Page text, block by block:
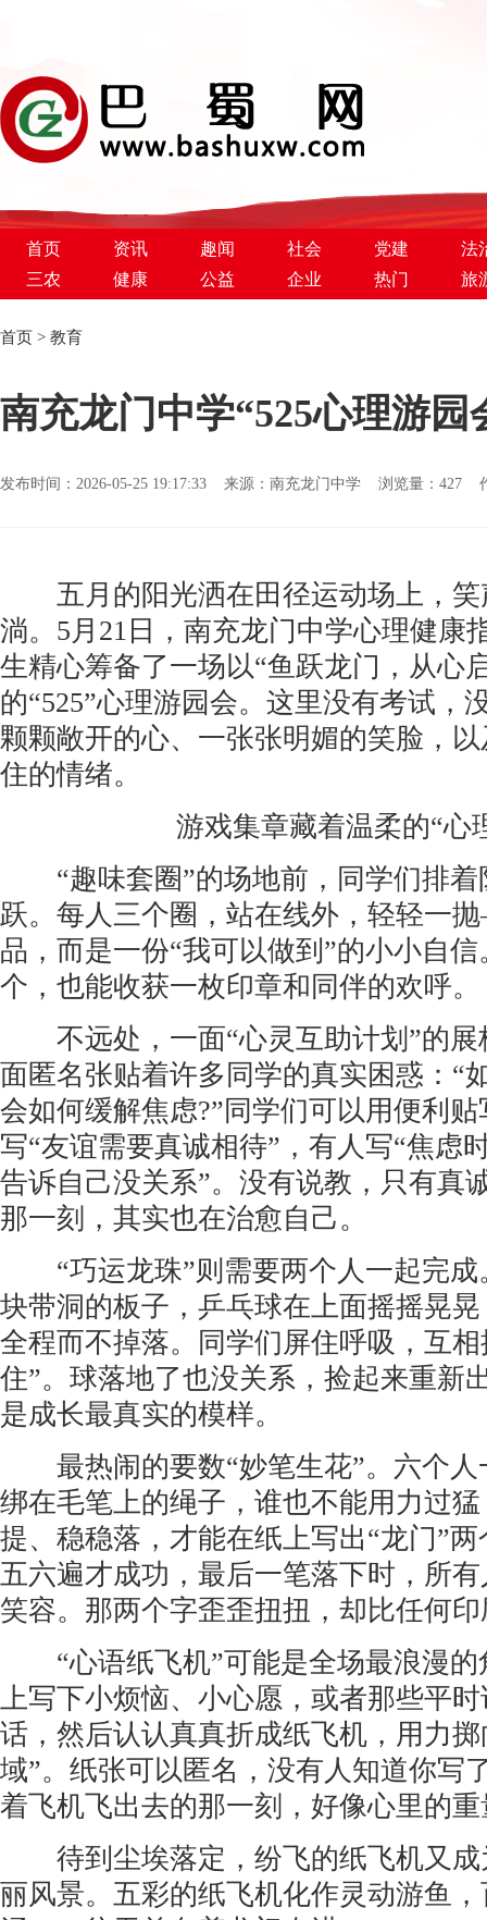
首页 资讯 趣闻 社会 党建
法
三农
健康 公益 企业 热门 旅
首页 > 教育
南充龙门中学“525心理游
发布时间：2026-05-25 19:17:33 来源：南充龙门中学 浏览量： 427
五月的阳光洒在田径运动场上，笑
淌。5月21日，南充龙门中学心理健康
生精心筹备了一场以“鱼跃龙门，从心
的“525”心理游园会。这里没有考试，
颗颗敞开的心、一张张明媚的笑脸，
住的情绪。
游戏集章藏着温柔的“心
“趣味套圈”的场地前，同学们排着
跃。每人三个圈，站在线外，轻轻一
品，而是一份“我可以做到”的小小自
个，也能收获一枚印章和同伴的欢呼。
不远处，一面“心灵互助计划”的展
面匿名张贴着许多同学的真实困惑：“
会如何缓解焦虑?”同学们可以用便利
写“友谊需要真诚相待”，有人写“焦虑
告诉自己没关系”。没有说教，只有真
那一刻，其实也在治愈自己。
“巧运龙珠”则需要两个人一起完成
块带洞的板子，乒乓球在上面摇摇晃
全程而不掉落。同学们屏住呼吸，互相
住”。球落地了也没关系，捡起来重
是成长最真实的模样。
最热闹的要数“妙笔生花”。六个人
绑在毛笔上的绳子，谁也不能用力过
提、稳稳落，才能在纸上写出“龙门”
五六遍才成功，最后一笔落下时，所
笑容。那两个字歪歪扭扭，却比任何
“心语纸飞机”可能是全场最浪漫的
上写下小烦恼、小心愿，或者那些平
话，然后认认真真折成纸飞机，用力
域”。纸张可以匿名，没有人知道你写
着飞机飞出去的那一刻，好像心里的
待到尘埃落定，纷飞的纸飞机又成
丽风景。五彩的纸飞机化作灵动游鱼